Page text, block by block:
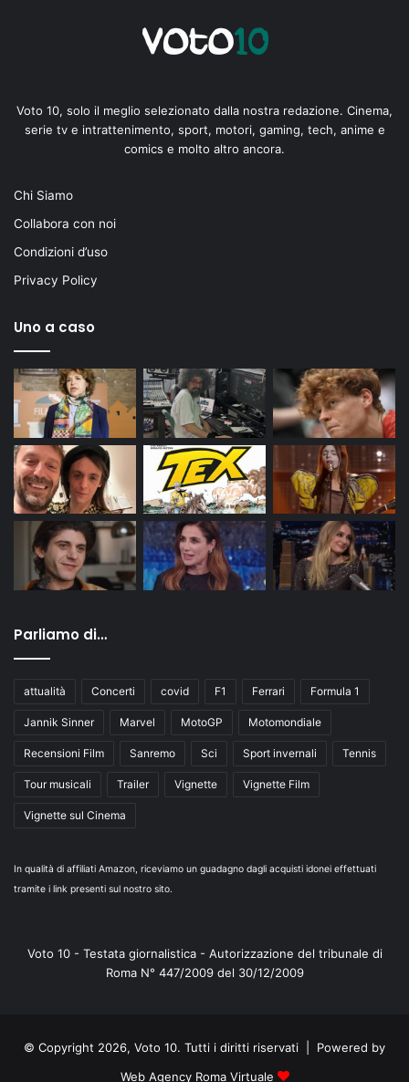
Voto 10, solo il meglio selezionato dalla nostra redazione. Cinema,
serie tv e intrattenimento, sport, motori, gaming, tech, anime e
comics e molto altro ancora.
Chi Siamo
Collabora con noi
Condizioni d’uso
Privacy Policy
Uno a caso
Parliamo di…
attualità Concerti covid F1 Ferrari Formula 1
Jannik Sinner Marvel MotoGP Motomondiale
Recensioni Film Sanremo Sci Sport invernali Tennis
Tour musicali Trailer Vignette Vignette Film
Vignette sul Cinema
In qualità di affiliati Amazon, riceviamo un guadagno dagli acquisti idonei effettuati
tramite i link presenti sul nostro sito.
Voto 10 - Testata giornalistica - Autorizzazione del tribunale di
Roma N° 447/2009 del 30/12/2009
© Copyright 2026, Voto 10. Tutti i diritti riservati | Powered by
Web Agency Roma Virtuale